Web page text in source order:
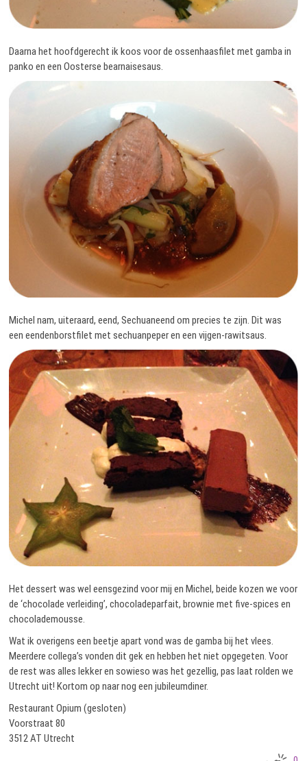
Daarna het hoofdgerecht ik koos voor de ossenhaasfilet met gamba in
panko en een Oosterse bearnaisesaus.
Michel nam, uiteraard, eend, Sechuaneend om precies te zijn. Dit was
een eendenborstfilet met sechuanpeper en een vijgen-rawitsaus.
Het dessert was wel eensgezind voor mij en Michel, beide kozen we voor
de ‘chocolade verleiding’, chocoladeparfait, brownie met five-spices en
chocolademousse.
Wat ik overigens een beetje apart vond was de gamba bij het vlees.
Meerdere collega’s vonden dit gek en hebben het niet opgegeten. Voor
de rest was alles lekker en sowieso was het gezellig, pas laat rolden we
Utrecht uit! Kortom op naar nog een jubileumdiner.
Restaurant Opium (gesloten)
Voorstraat 80
3512 AT Utrecht